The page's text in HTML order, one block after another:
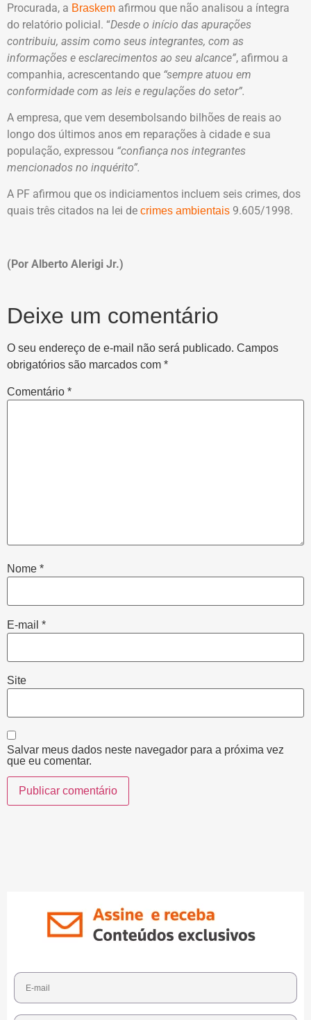
Procurada, a Braskem afirmou que não analisou a íntegra
do relatório policial. “Desde o início das apurações
contribuiu, assim como seus integrantes, com as
informações e esclarecimentos ao seu alcance”, afirmou a
companhia, acrescentando que “sempre atuou em
conformidade com as leis e regulações do setor”.
A empresa, que vem desembolsando bilhões de reais ao
longo dos últimos anos em reparações à cidade e sua
população, expressou “confiança nos integrantes
mencionados no inquérito”.
A PF afirmou que os indiciamentos incluem seis crimes, dos
quais três citados na lei de crimes ambientais 9.605/1998.
(Por Alberto Alerigi Jr.)
Deixe um comentário
O seu endereço de e-mail não será publicado. Campos
obrigatórios são marcados com *
Comentário *
Nome *
E-mail *
Site
Salvar meus dados neste navegador para a próxima vez
que eu comentar.